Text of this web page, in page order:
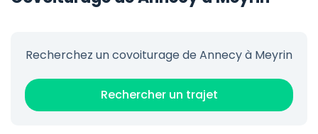
Recherchez un covoiturage de Annecy à Meyrin
Rechercher un trajet